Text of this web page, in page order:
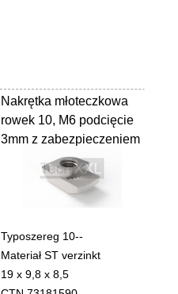
Nakrętka młoteczkowa
rowek 10, M6 podcięcie
3mm z zabezpieczeniem
Typoszereg 10--
Materiał ST verzinkt
19 x 9,8 x 8,5